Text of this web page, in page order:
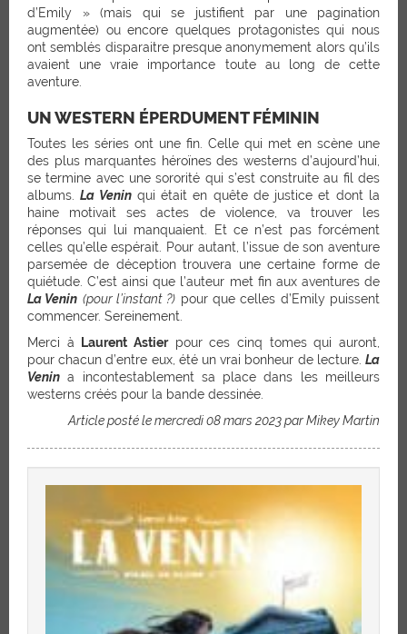
d’Emily » (mais qui se justifient par une pagination
augmentée) ou encore quelques protagonistes qui nous
ont semblés disparaitre presque anonymement alors qu’ils
avaient une vraie importance toute au long de cette
aventure.
UN WESTERN ÉPERDUMENT FÉMININ
Toutes les séries ont une fin. Celle qui met en scène une
des plus marquantes héroïnes des westerns d’aujourd’hui,
se termine avec une sororité qui s’est construite au fil des
albums.La Veninqui était en quête de justice et dont la
haine motivait ses actes de violence, va trouver les
réponses qui lui manquaient. Et ce n’est pas forcément
celles qu’elle espérait. Pour autant, l’issue de son aventure
parsemée de déception trouvera une certaine forme de
quiétude. C’est ainsi que l’auteur met fin aux aventures de
La Venin (pour l’instant ?) pour que celles d’Emily puissent
commencer. Sereinement.
Merci à
Laurent Astierpour ces cinq tomes qui auront,
pour chacun d’entre eux, été un vrai bonheur de lecture. La
Venin a incontestablement sa place dans les meilleurs
westerns créés pour la bande dessinée.
Article posté le mercredi 08 mars 2023 par Mikey Martin